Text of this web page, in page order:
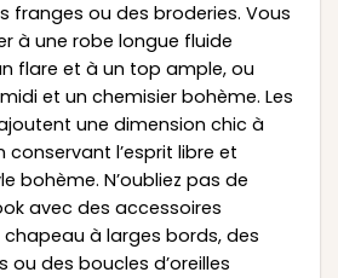
franges ou des broderies. Vous
à une robe longue fluide
flare et à un top ample, ou
et un chemisier bohème. Les
une dimension chic à
l’esprit libre et
bohème. N’oubliez pas de
avec des accessoires
chapeau à larges bords, des
ou des boucles d’oreilles